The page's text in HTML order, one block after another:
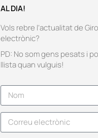
AL DIA!
Vols rebre l’actualitat de
electrònic?
PD: No som gens pesats i
llista quan vulguis!